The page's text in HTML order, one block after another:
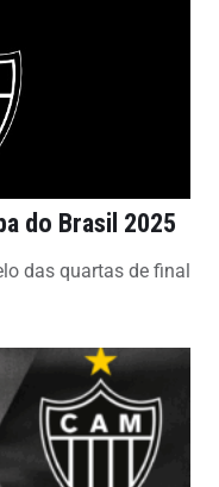
do Brasil 2025
das quartas de final